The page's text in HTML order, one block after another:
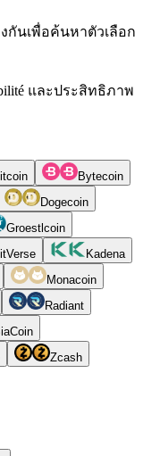
งกันเพื่อค้นหาตัวเลือก
และประสิทธิภาพ
Bytecoin
Dogecoin
Groestlcoin
Kadena
Monacoin
Radiant
Zcash